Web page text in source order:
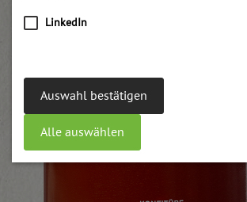
LinkedIn
Auswahl bestätigen
Alle auswählen